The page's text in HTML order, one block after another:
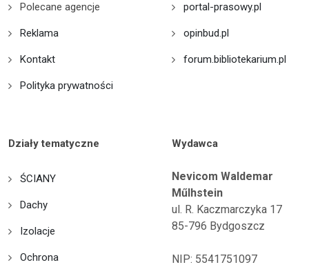
Polecane agencje
Reklama
Kontakt
Polityka prywatności
portal-prasowy.pl
opinbud.pl
forum.bibliotekarium.pl
Działy tematyczne
ŚCIANY
Dachy
Izolacje
Ochrona
Wydawca
Nevicom Waldemar
Műlhstein
ul. R. Kaczmarczyka 17
85-796 Bydgoszcz
NIP: 5541751097